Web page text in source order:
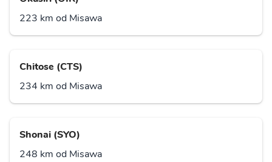
223 km od Misawa
Chitose (CTS)
234 km od Misawa
Shonai (SYO)
248 km od Misawa